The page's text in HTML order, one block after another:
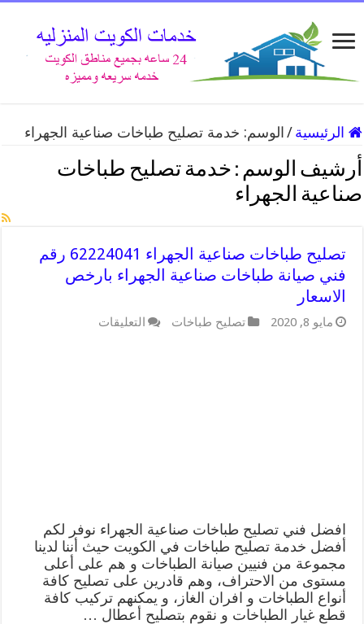
الرئيسية / الوسم: خدمة تصليح طباخات صناعية الجهراء
أرشيف الوسم : خدمة تصليح طباخات
صناعية الجهراء
تصليح طباخات صناعية الجهراء 62224041 رقم
فني صيانة طباخات صناعية الجهراء بارخص
الاسعار
مايو 8, 2020 تصليح طباخات التعليقات
مغلقة
افضل فني تصليح طباخات صناعية الجهراء نوفر لكم
أفضل خدمة تصليح طباخات في الكويت حيث أننا لدينا
مجموعة من فنيين صيانة الطباخات و هم على أعلى
مستوى من الاحتراف، وهم قادرين على تصليح كافة
أنواع الطباخات و افران الغاز، و يمكنهم تركيب كافة
قطع غيار الطباخات و نقوم بتصليح أعطال …